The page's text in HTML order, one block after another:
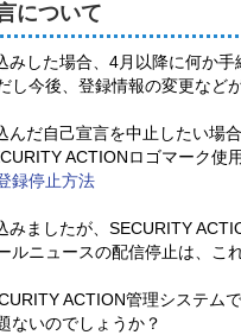
について
みした場合、4月以降に何か手
し今後、登録情報の変更など
んだ自己宣言を中止したい場
ACTIONロゴマーク使
録停止方法
みましたが、SECURITY
ルニュースの配信停止は、こ
ACTION管理システム
ないのでしょうか？